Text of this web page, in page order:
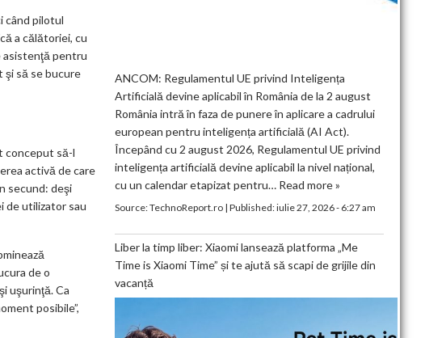
când pilotul
a călătoriei, cu
asistenţă pentru
şi să se bucure
conceput să-l
activă de care
secund: deşi
de utilizator sau
de o
uşurinţă. Ca
posibile”,
ANCOM: Regulamentul UE privind Inteligența
Artificială devine aplicabil în România de la 2 august
România intră în faza de punere în aplicare a cadrului
european pentru inteligența artificială (AI Act).
Începând cu 2 august 2026, Regulamentul UE privind
inteligența artificială devine aplicabil la nivel național,
cu un calendar etapizat pentru… Read more »
Source:TechnoReport.ro| Published:iulie 27, 2026 - 6:27 am
Liber la timp liber: Xiaomi lansează platforma „Me
Time is Xiaomi Time” și te ajută să scapi de grijile din
vacanță